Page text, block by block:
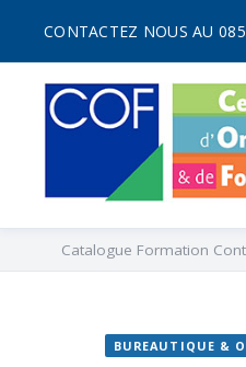
CONTACTEZ NOUS AU
Catalogue Formation
BUREAUTIQUE &